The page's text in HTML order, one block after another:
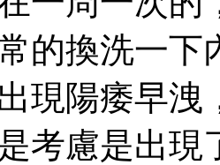
的換洗一下
現陽痿早洩
考慮是出現